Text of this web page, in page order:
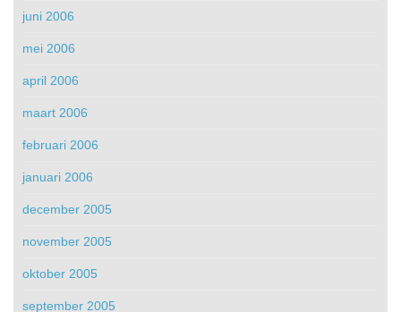
juni 2006
mei 2006
april 2006
maart 2006
februari 2006
januari 2006
december 2005
november 2005
oktober 2005
september 2005